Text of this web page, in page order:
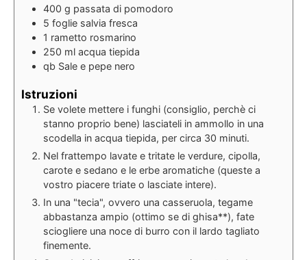
400 g passata di pomodoro
5 foglie salvia fresca
1 rametto rosmarino
250 ml acqua tiepida
qb Sale e pepe nero
Istruzioni
Se volete mettere i funghi (consiglio, perchè ci
stanno proprio bene) lasciateli in ammollo in una
scodella in acqua tiepida, per circa 30 minuti.
Nel frattempo lavate e tritate le verdure, cipolla,
carote e sedano e le erbe aromatiche (queste a
vostro piacere triate o lasciate intere).
In una "tecia", ovvero una casseruola, tegame
abbastanza ampio (ottimo se di ghisa**), fate
sciogliere una noce di burro con il lardo tagliato
finemente.